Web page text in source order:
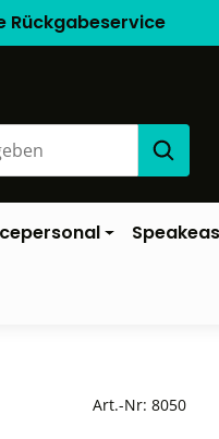
Rückgabeservice
Art.-Nr: 8050